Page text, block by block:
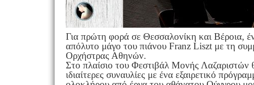
Για πρώτη φορά σε Θεσσαλονίκη και Βέροια,
απόλυτο μάγο του πιάνου Franz Liszt με τη
Ορχήστρας Αθηνών.
Στο πλαίσιο του Φεστιβάλ Μονής Λαζαριστών
ιδιαίτερες συναυλίες με ένα εξαιρετικό